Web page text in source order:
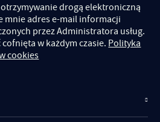
drogą elektroniczną
mnie adres e-mail informacji
przez Administratora usług.
w każdym czasie. Polityka
cookies